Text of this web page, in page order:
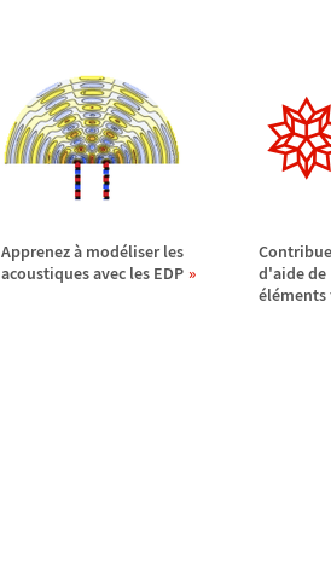
Apprenezà modéliser les
acoustiques avec les EDP
d'aide de
éléments